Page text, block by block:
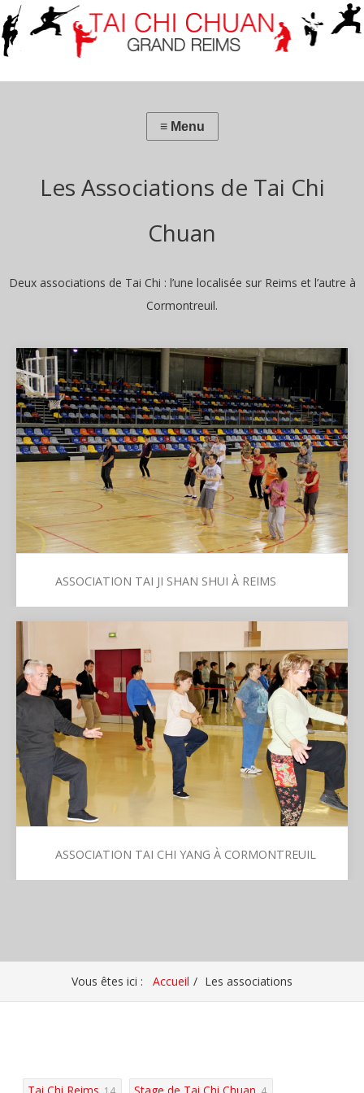
Les Associations de Tai Chi
Chuan
Deux associations de Tai Chi : l’une localisée sur Reims et l’autre à
Cormontreuil.
Association Tai Ji Shan Shui à Reims
L'Association Tai Ji Shan Shui ["Montagne et Eau"] a été
créée le 2 juillet 1998, dans le but de « promouvoir la
connaissance et la pratique du TAI CHI CHUAN, et
d'organiser des cours pour les débutants ». Les cours ont
lieu le lundi midi de 12h30 à 13h30 et le soir…
ASSOCIATION TAI JI SHAN SHUI À REIMS
pratique du Tai chi chuan et d’organiser des cours de Tai
ASSOCIATION TAI CHI YANG À CORMONTREUIL
Vous êtes ici : Accueil Les associations